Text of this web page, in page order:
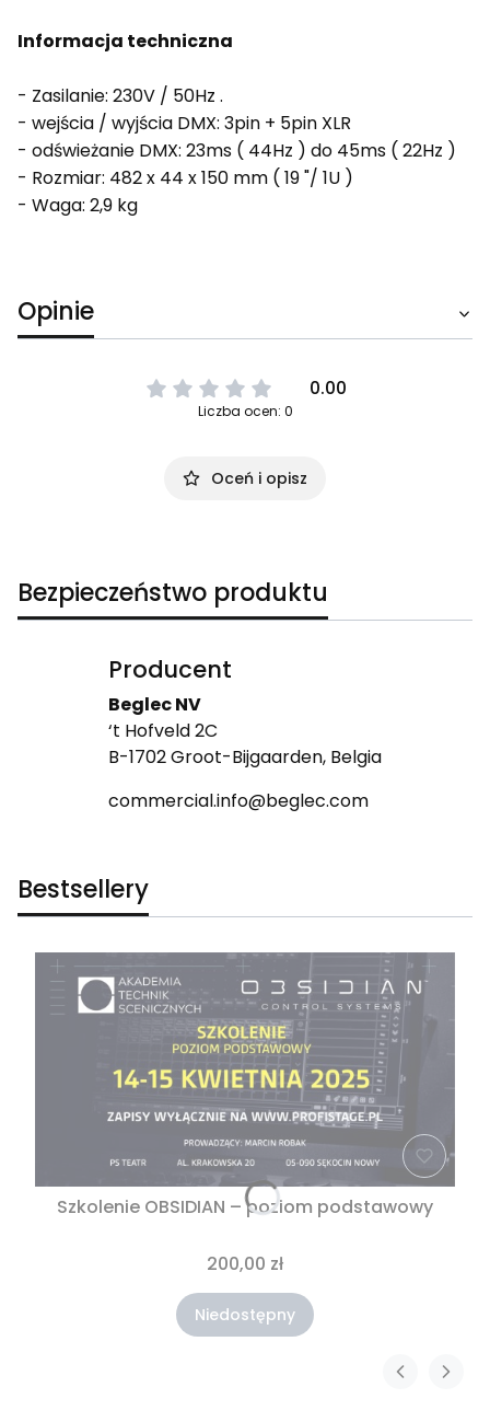
Informacja techniczna
- Zasilanie: 230V / 50Hz .
- wejścia / wyjścia DMX: 3pin + 5pin XLR
- odświeżanie DMX: 23ms ( 44Hz ) do 45ms ( 22Hz )
- Rozmiar: 482 x 44 x 150 mm ( 19 "/ 1U )
- Waga: 2,9 kg
Opinie
0.00
Liczba ocen: 0
Oceń i opisz
Bezpieczeństwo produktu
Producent
Beglec NV
‘t Hofveld 2C
B-1702 Groot-Bijgaarden, Belgia
commercial.info@beglec.com
Bestsellery
Szkolenie OBSIDIAN – poziom podstawowy
200,00 zł
Niedostępny